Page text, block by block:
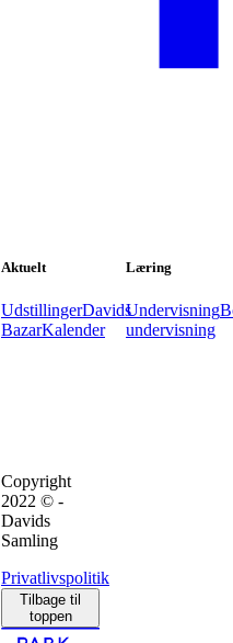
Aktuelt
UdstillingerDavids
BazarKalender
Læring
Undervisning
undervisning
Copyright
2022 © -
Davids
Samling
Privatlivspolitik
Tilbage til
toppen